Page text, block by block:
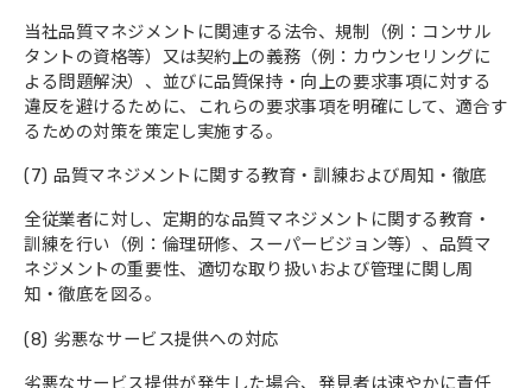
当社品質マネジメントに関連する法令、規制（例：コンサル
タントの資格等）又は契約上の義務（例：カウンセリングに
よる問題解決）、並びに品質保持・向上の要求事項に対する
違反を避けるために、これらの要求事項を明確にして、適合す
るための対策を策定し実施する。
(7) 品質マネジメントに関する教育・訓練および周知・徹底
全従業者に対し、定期的な品質マネジメントに関する教育・
訓練を行い（例：倫理研修、スーパービジョン等）、品質マ
ネジメントの重要性、適切な取り扱いおよび管理に関し周
知・徹底を図る。
(8) 劣悪なサービス提供への対応
劣悪なサービス提供が発生した場合、発見者は速やかに責任